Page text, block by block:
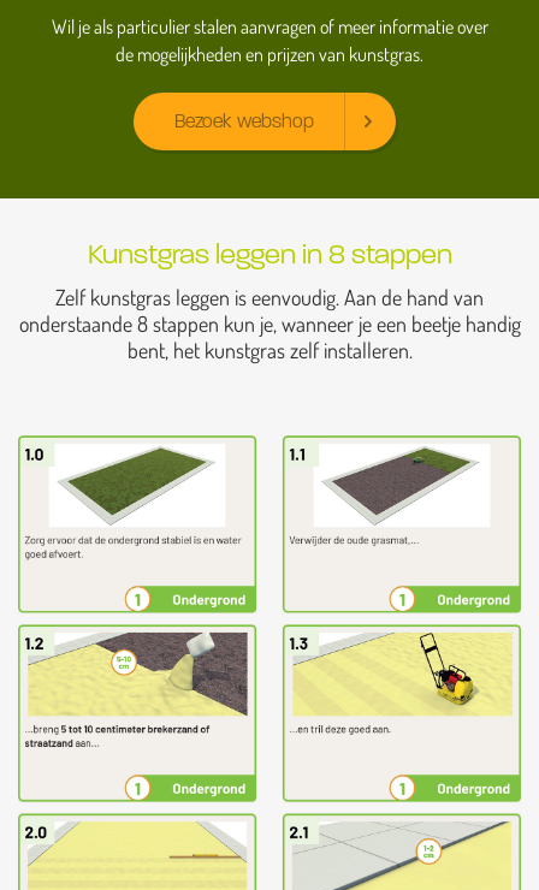
Wil je als particulier stalen aanvragen of meer informatie over
de mogelijkheden en prijzen van kunstgras.
Bezoek webshop
Kunstgras leggen in 8 stappen
Zelf kunstgras leggen is eenvoudig. Aan de hand van
onderstaande 8 stappen kun je, wanneer je een beetje handig
bent, het kunstgras zelf installeren.